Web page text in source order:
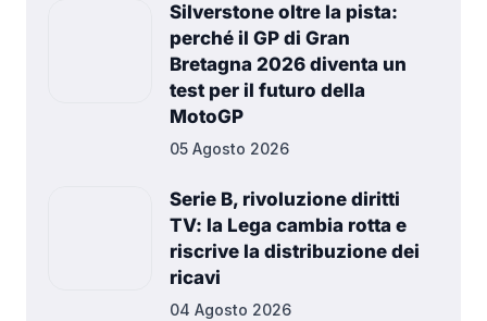
Silverstone oltre la pista:
perché il GP di Gran
Bretagna 2026 diventa un
test per il futuro della
MotoGP
05 Agosto 2026
Serie B, rivoluzione diritti
TV: la Lega cambia rotta e
riscrive la distribuzione dei
ricavi
04 Agosto 2026